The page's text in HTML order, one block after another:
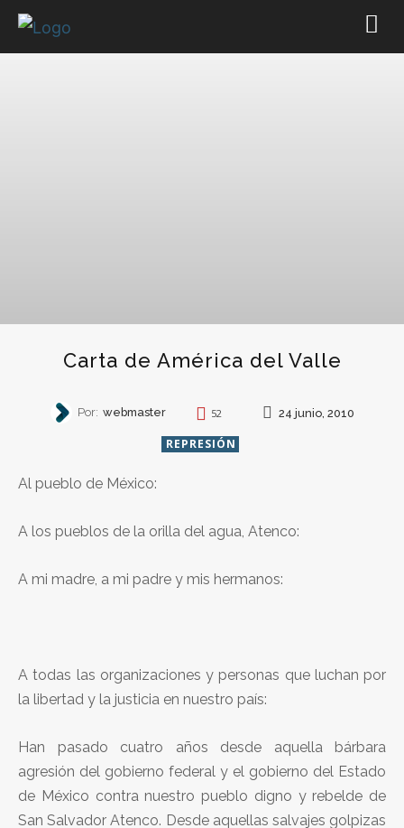
Carta de América del Valle
Por: webmaster 52 24 junio, 2010
REPRESIÓN
Al pueblo de México:
A los pueblos de la orilla del agua, Atenco:
A mi madre, a mi padre y mis hermanos:
A todas las organizaciones y personas que luchan por
la libertad y la justicia en nuestro país:
Han pasado cuatro años desde aquella bárbara
agresión del gobierno federal y el gobierno del Estado
de México contra nuestro pueblo digno y rebelde de
San Salvador Atenco. Desde aquellas salvajes golpizas